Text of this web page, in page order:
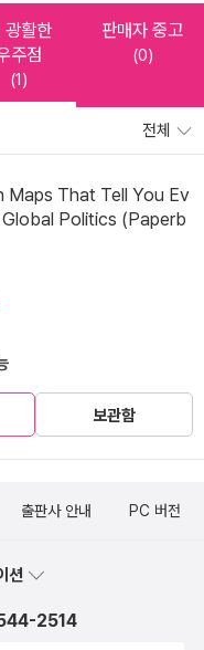
광활한
주점
(1)
판매자 중고
(0)
전체
Maps That Tell You Ev
Politics (Paperb
보관함
출판사 안내 PC 버전
션
2514